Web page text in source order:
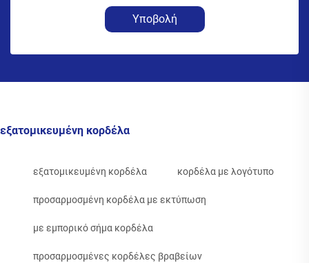
Υποβολή
εξατομικευμένη κορδέλα
εξατομικευμένη κορδέλα κορδέλα με λογότυπο
προσαρμοσμένη κορδέλα με εκτύπωση
με εμπορικό σήμα κορδέλα
προσαρμοσμένες κορδέλες βραβείων